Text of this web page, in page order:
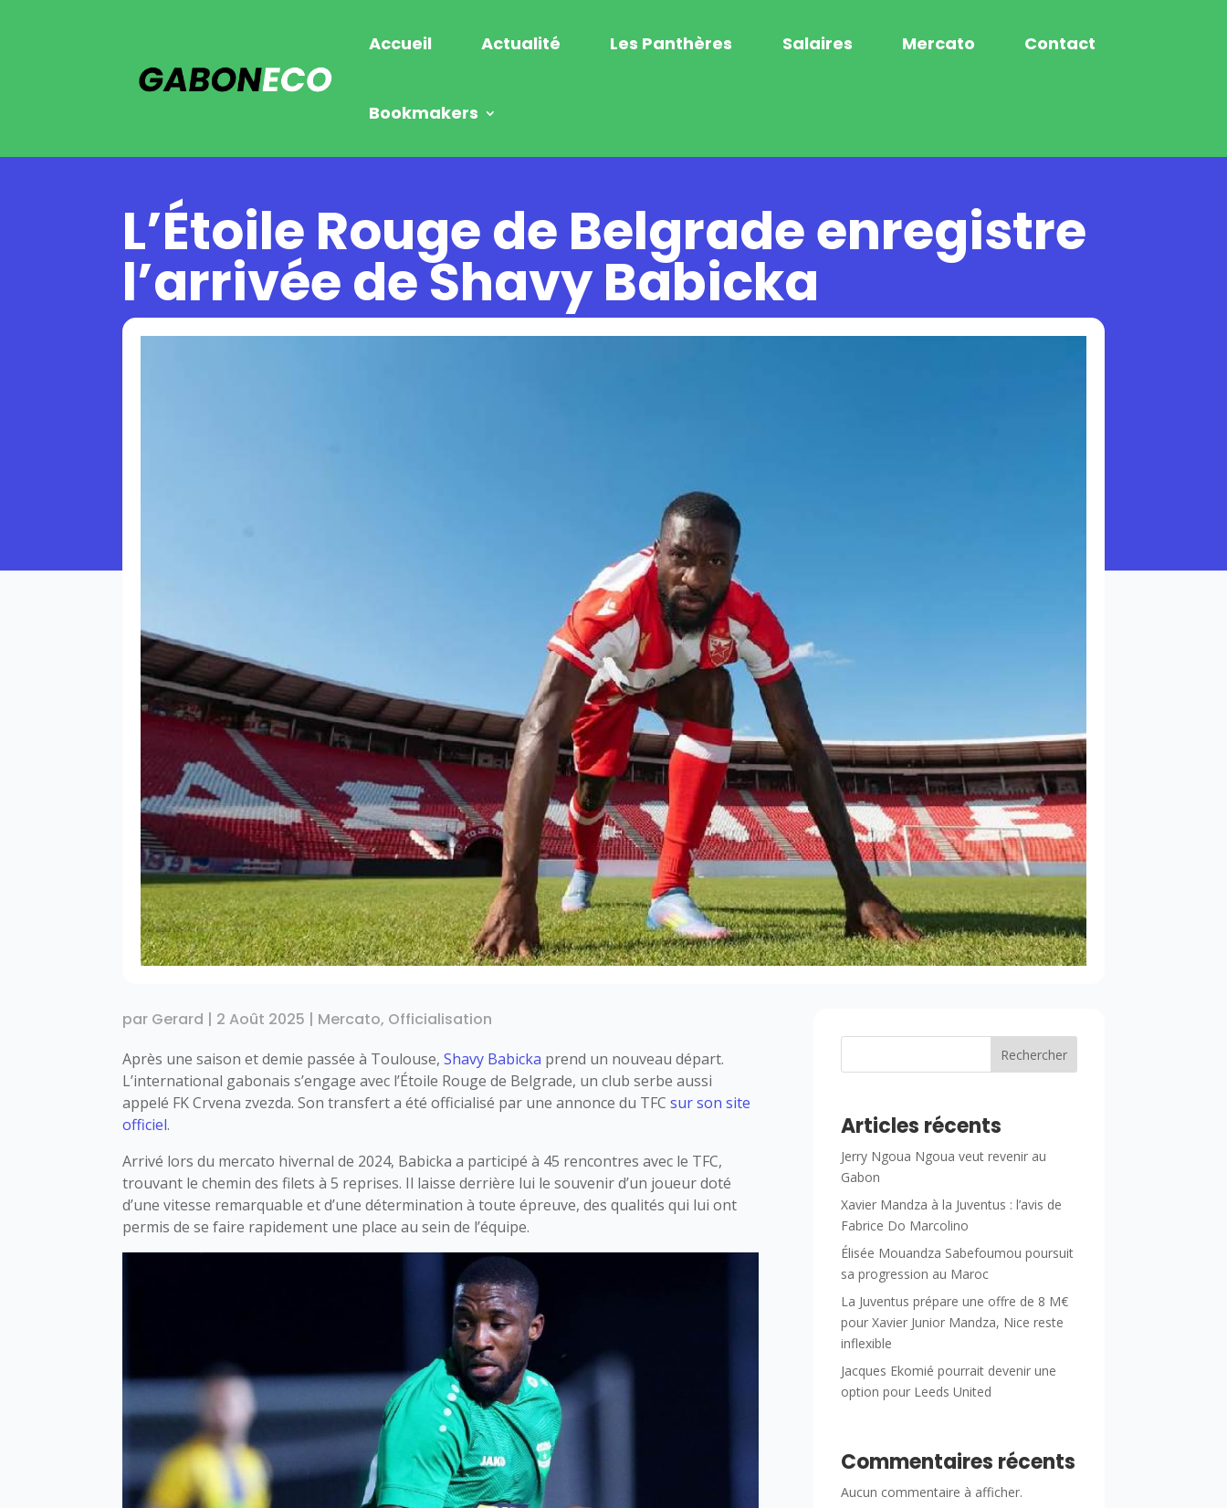
Accueil Actualité Les Panthères Salaires Mercato Contact
Bookmakers
L’Étoile Rouge de Belgrade enregistre
l’arrivée de Shavy Babicka
par Gerard | 2 Août 2025 | Mercato, Officialisation
Après une saison et demie passée à Toulouse,Shavy Babicka prend un nouveau départ.
L’international gabonais s’engage avec l’Étoile Rouge de Belgrade, un club serbe aussi
appelé FK Crvena zvezda. Son transfert a été officialisé par une annonce du TFCsur son site
officiel.
Arrivé lors du mercato hivernal de 2024, Babicka a participé à 45 rencontres avec le TFC,
trouvant le chemin des filets à 5 reprises. Il laisse derrière lui le souvenir d’un joueur doté
d’une vitesse remarquable et d’une détermination à toute épreuve, des qualités qui lui ont
permis de se faire rapidement une place au sein de l’équipe.
Rechercher
Articles récents
Jerry Ngoua Ngoua veut revenir au
Gabon
Xavier Mandza à la Juventus : l’avis de
Fabrice Do Marcolino
Élisée Mouandza Sabefoumou poursuit
sa progression au Maroc
La Juventus prépare une offre de 8 M€
pour Xavier Junior Mandza, Nice reste
inflexible
Jacques Ekomié pourrait devenir une
option pour Leeds United
Commentaires récents
Aucun commentaire à afficher.